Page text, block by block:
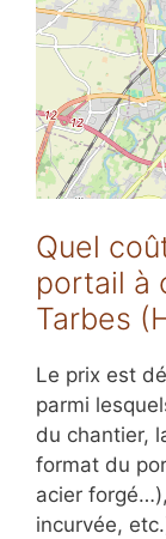
Quel
portail à
Tarbes
Le prix est
parmi
du chantier,
format du
acier
incurvée,